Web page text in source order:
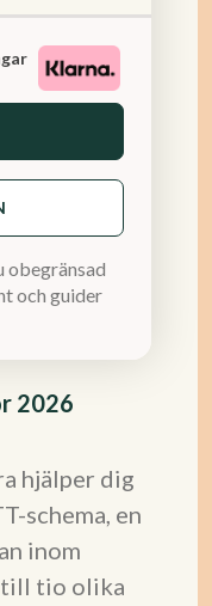
2026
hjälper dig
schema, en
inom
till tio olika
obegränsad
och guider